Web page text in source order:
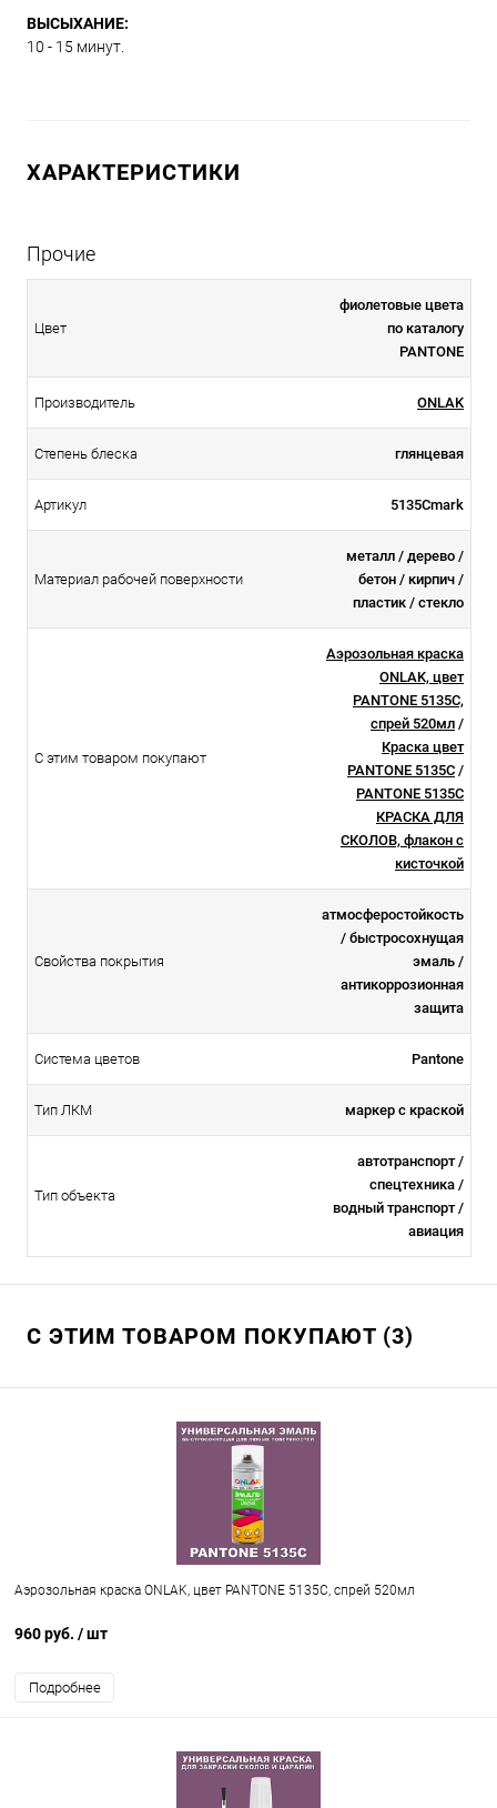
ВЫСЫХАНИЕ:
10 - 15 минут.
ХАРАКТЕРИСТИКИ
Прочие
Цвет
фиолетовые цвета
по каталогу
PANTONE
Производитель ONLAK
Степень блеска глянцевая
Артикул 5135Cmark
Материал рабочей поверхности
металл / дерево /
бетон / кирпич /
пластик / стекло
С этим товаром покупают
Аэрозольная краска
ONLAK, цвет
PANTONE 5135C,
спрей 520мл /
Краска цвет
PANTONE 5135C /
PANTONE 5135C
КРАСКА ДЛЯ
СКОЛОВ, флакон с
кисточкой
Свойства покрытия
атмосферостойкоcть
/ быстросохнущая
эмаль /
антикоррозионная
защита
Система цветов Pantone
Тип ЛКМ маркер с краской
Тип объекта
автотранспорт /
спецтехника /
водный транспорт /
авиация
С ЭТИМ ТОВАРОМ ПОКУПАЮТ (3)
Аэрозольная краска ONLAK, цвет PANTONE 5135C, спрей 520мл
960 руб. / шт
Подробнее